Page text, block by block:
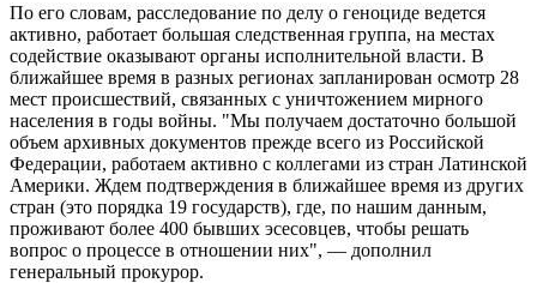
По его словам, расследование по делу о геноциде ведется
активно, работает большая следственная группа, на местах
содействие оказывают органы исполнительной власти. В
ближайшее время в разных регионах запланирован осмотр 28
мест происшествий, связанных с уничтожением мирного
населения в годы войны. "Мы получаем достаточно большой
объем архивных документов прежде всего из Российской
Федерации, работаем активно с коллегами из стран Латинской
Америки. Ждем подтверждения в ближайшее время из других
стран (это порядка 19 государств), где, по нашим данным,
проживают более 400 бывших эсесовцев, чтобы решать
вопрос о процессе в отношении них", — дополнил
генеральный прокурор.